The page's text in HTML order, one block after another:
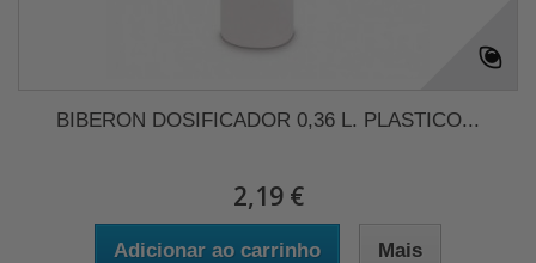
BIBERON DOSIFICADOR 0,36 L. PLASTICO...
2,19 €
Adicionar ao carrinho Mais